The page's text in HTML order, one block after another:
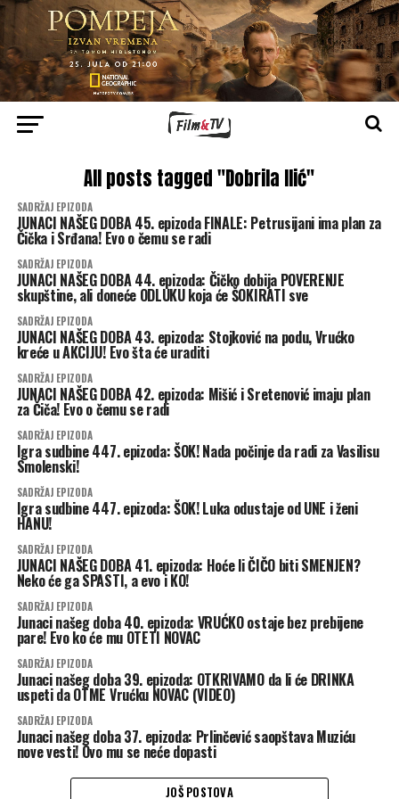
All posts tagged "Dobrila Ilić"
SADRŽAJ EPIZODA
JUNACI NAŠEG DOBA 45. epizoda FINALE: Petrusijani ima plan za
Čička i Srđana! Evo o čemu se radi
SADRŽAJ EPIZODA
JUNACI NAŠEG DOBA 44. epizoda: Čičko dobija POVERENJE
skupštine, ali doneće ODLUKU koja će ŠOKIRATI sve
SADRŽAJ EPIZODA
JUNACI NAŠEG DOBA 43. epizoda: Stojković na podu, Vrućko
kreće u AKCIJU! Evo šta će uraditi
SADRŽAJ EPIZODA
JUNACI NAŠEG DOBA 42. epizoda: Mišić i Sretenović imaju plan
za Čiča! Evo o čemu se radi
SADRŽAJ EPIZODA
Igra sudbine 447. epizoda: ŠOK! Nada počinje da radi za Vasilisu
Smolenski!
SADRŽAJ EPIZODA
Igra sudbine 447. epizoda: ŠOK! Luka odustaje od UNE i ženi
HANU!
SADRŽAJ EPIZODA
JUNACI NAŠEG DOBA 41. epizoda: Hoće li ČIČO biti SMENJEN?
Neko će ga SPASTI, a evo i KO!
SADRŽAJ EPIZODA
Junaci našeg doba 40. epizoda: VRUĆKO ostaje bez prebijene
pare! Evo ko će mu OTETI NOVAC
SADRŽAJ EPIZODA
Junaci našeg doba 39. epizoda: OTKRIVAMO da li će DRINKA
uspeti da OTME Vrućku NOVAC (VIDEO)
SADRŽAJ EPIZODA
Junaci našeg doba 37. epizoda: Prlinčević saopštava Muziću
nove vesti! Ovo mu se neće dopasti
JOŠ POSTOVA